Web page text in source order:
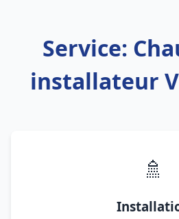
Service:
installateur
🚿